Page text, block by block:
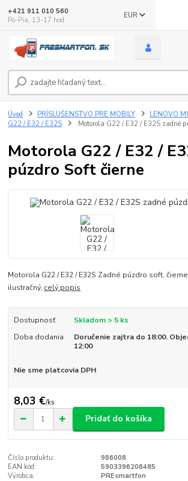
EUR
+421 911 010 560
Po-Pia, 13-17 hod.
Úvod PRÍSLUŠENSTVO PRE MOBILY LENOVO
G22 / E32 / E32S
Motorola G22 / E32 / E32S zadné
Motorola G22 / E32 /
púzdro Soft čierne
Motorola G22 / E32 / E32S Zadné púzdro soft,
ilustračný, celý popis
Dostupnosť
Skladom > 5 ks
Doba dodania
Doručenie zajtra do 18:00.
12:00
Nie sme platcovia DPH
8,03 €/ks
Pridať do košíka
Číslo produktu:
986008
EAN kód:
5903396208485
Výrobca:
PREsmartfon